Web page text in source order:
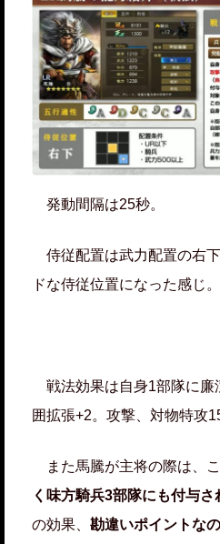
発動間隔は25秒。
侍従配置は武力配置の右
ドな侍従位置になった感じ。
戦法効果は自身1部隊に廉
囲拡張+2。攻撃、対物特攻
また馬騰が主将の際は、
く味方騎兵3部隊にも付与さ
の効果、 勘違いポイントな